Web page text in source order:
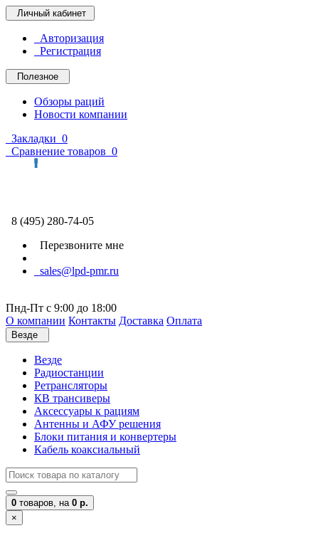
Личный кабинет
Авторизация
Регистрация
Полезное
Обзоры раций
Новости компании
Закладки 0
Сравнение товаров 0
8 (495) 280-74-05
Перезвоните мне
sales@lpd-pmr.ru
Пнд-Пт с 9:00 до 18:00
О компании Контакты Доставка Оплата
Везде
Везде
Радиостанции
Ретрансляторы
КВ трансиверы
Аксессуары к рациям
Антенны и АФУ решения
Блоки питания и конвертеры
Кабель коаксиальный
0 товаров, на 0 р.
×